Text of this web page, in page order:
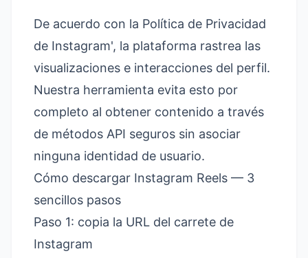
De acuerdo con la Política de Privacidad
de Instagram', la plataforma rastrea las
visualizaciones e interacciones del perfil.
Nuestra herramienta evita esto por
completo al obtener contenido a través
de métodos API seguros sin asociar
ninguna identidad de usuario.
Cómo descargar Instagram Reels — 3
sencillos pasos
Paso 1: copia la URL del carrete de
Instagram